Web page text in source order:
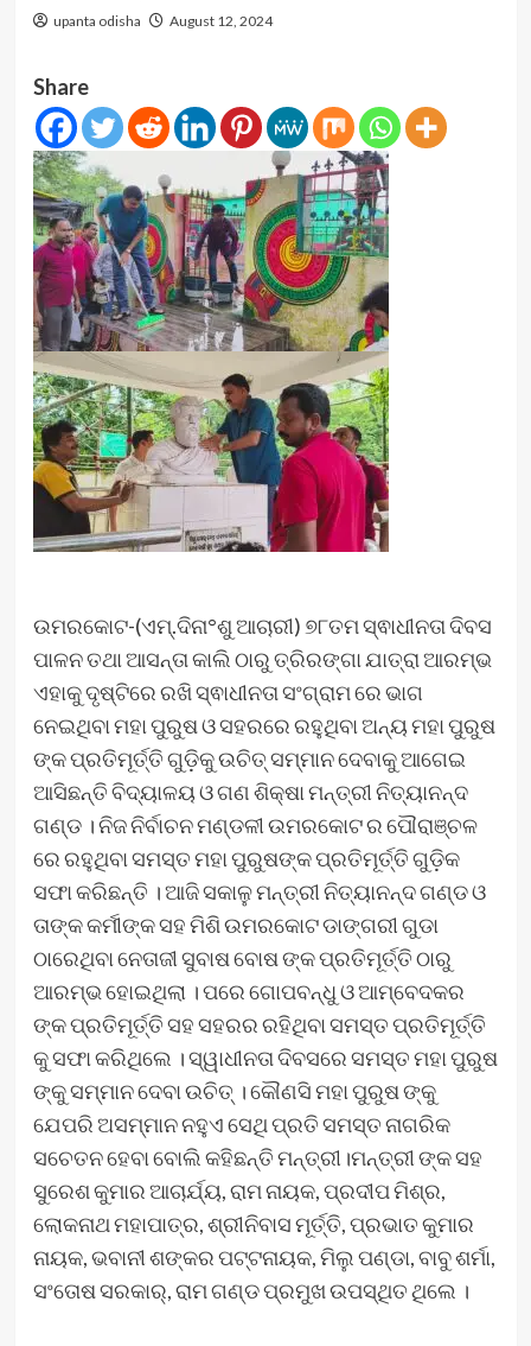
upanta odisha August 12, 2024
Share
ଉମରକୋଟ-(ଏମ୍.ଦିନା°ଶୁ ଆଚାରୀ) ୭୮ତମ ସ୍ଵାଧୀନତା ଦିବସ
ପାଳନ ତଥା ଆସନ୍ତା କାଲି ଠାରୁ ତ୍ରିରଙ୍ଗା ଯାତ୍ରା ଆରମ୍ଭ
ଏହାକୁ ଦୃଷ୍ଟିରେ ରଖି ସ୍ଵାଧୀନତା ସଂଗ୍ରାମ ରେ ଭାଗ
ନେଇଥିବା ମହା ପୁରୁଷ ଓ ସହରରେ ରହୁଥିବା ଅନ୍ୟ ମହା ପୁରୁଷ
ଙ୍କ ପ୍ରତିମୂର୍ତ୍ତି ଗୁଡ଼ିକୁ ଉଚିତ୍ ସମ୍ମାନ ଦେବାକୁ ଆଗେଇ
ଆସିଛନ୍ତି ବିଦ୍ୟାଳୟ ଓ ଗଣ ଶିକ୍ଷା ମନ୍ତ୍ରୀ ନିତ୍ୟାନନ୍ଦ
ଗଣ୍ଡ । ନିଜ ନିର୍ବାଚନ ମଣ୍ଡଳୀ ଉମରକୋଟ ର ପୌରାଞ୍ଚଳ
ରେ ରହୁଥିବା ସମସ୍ତ ମହା ପୁରୁଷଙ୍କ ପ୍ରତିମୂର୍ତ୍ତି ଗୁଡ଼ିକ
ସଫା କରିଛନ୍ତି । ଆଜି ସକାଳୁ ମନ୍ତ୍ରୀ ନିତ୍ୟାନନ୍ଦ ଗଣ୍ଡ ଓ
ତାଙ୍କ କର୍ମୀଙ୍କ ସହ ମିଶି ଉମରକୋଟ ଡାଙ୍ଗରୀ ଗୁଡା
ଠାରେଥିବା ନେତାଜୀ ସୁବାଷ ବୋଷ ଙ୍କ ପ୍ରତିମୂର୍ତ୍ତି ଠାରୁ
ଆରମ୍ଭ ହୋଇଥିଲା । ପରେ ଗୋପବନ୍ଧୁ ଓ ଆମ୍ବେଦକର
ଙ୍କ ପ୍ରତିମୂର୍ତ୍ତି ସହ ସହରର ରହିଥିବା ସମସ୍ତ ପ୍ରତିମୂର୍ତ୍ତି
କୁ ସଫା କରିଥିଲେ । ସ୍ୱାଧୀନତା ଦିବସରେ ସମସ୍ତ ମହା ପୁରୁଷ
ଙ୍କୁ ସମ୍ମାନ ଦେବା ଉଚିତ୍ । କୌଣସି ମହା ପୁରୁଷ ଙ୍କୁ
ଯେପରି ଅସମ୍ମାନ ନହୁଏ ସେଥି ପ୍ରତି ସମସ୍ତ ନାଗରିକ
ସଚେତନ ହେବା ବୋଲି କହିଛନ୍ତି ମନ୍ତ୍ରୀ।ମନ୍ତ୍ରୀ ଙ୍କ ସହ
ସୁରେଶ କୁମାର ଆଚାର୍ଯ୍ୟ, ରାମ ନାୟକ, ପ୍ରଦୀପ ମିଶ୍ର,
ଲୋକନାଥ ମହାପାତ୍ର, ଶ୍ରୀନିବାସ ମୂର୍ତ୍ତି, ପ୍ରଭାତ କୁମାର
ନାୟକ, ଭବାନୀ ଶଙ୍କର ପଟ୍ଟନାୟକ, ମିଲୁ ପଣ୍ଡା, ବାବୁ ଶର୍ମା,
ସଂତୋଷ ସରକାର୍, ରାମ ଗଣ୍ଡ ପ୍ରମୁଖ ଉପସ୍ଥିତ ଥିଲେ ।